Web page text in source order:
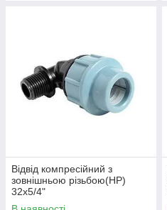
Відвід компресійний з
зовнішньою різьбою(НР)
32х5/4"